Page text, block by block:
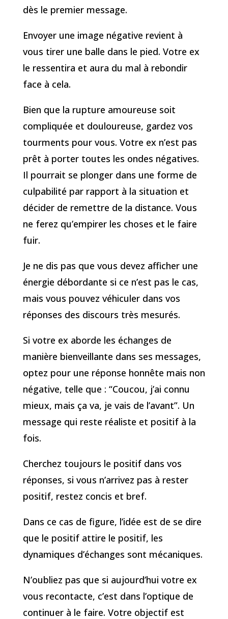
dès le premier message.
Envoyer une image négative revient à
vous tirer une balle dans le pied. Votre ex
le ressentira et aura du mal à rebondir
face à cela.
Bien que la rupture amoureuse soit
compliquée et douloureuse, gardez vos
tourments pour vous. Votre ex n’est pas
prêt à porter toutes les ondes négatives.
Il pourrait se plonger dans une forme de
culpabilité par rapport à la situation et
décider de remettre de la distance. Vous
ne ferez qu’empirer les choses et le faire
fuir.
Je ne dis pas que vous devez afficher une
énergie débordante si ce n’est pas le cas,
mais vous pouvez véhiculer dans vos
réponses des discours très mesurés.
Si votre ex aborde les échanges de
manière bienveillante dans ses messages,
optez pour une réponse honnête mais non
négative, telle que : “Coucou, j’ai connu
mieux, mais ça va, je vais de l’avant”. Un
message qui reste réaliste et positif à la
fois.
Cherchez toujours le positif dans vos
réponses, si vous n’arrivez pas à rester
positif, restez concis et bref.
Dans ce cas de figure, l’idée est de se dire
que le positif attire le positif, les
dynamiques d’échanges sont mécaniques.
N’oubliez pas que si aujourd’hui votre ex
vous recontacte, c’est dans l’optique de
continuer à le faire. Votre objectif est